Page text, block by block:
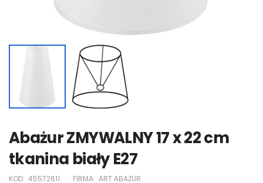
Abażur ZMYWALNY 17 x 22 cm
tkanina biały E27
KOD: 45572611 FIRMA: ART ABAŻUR